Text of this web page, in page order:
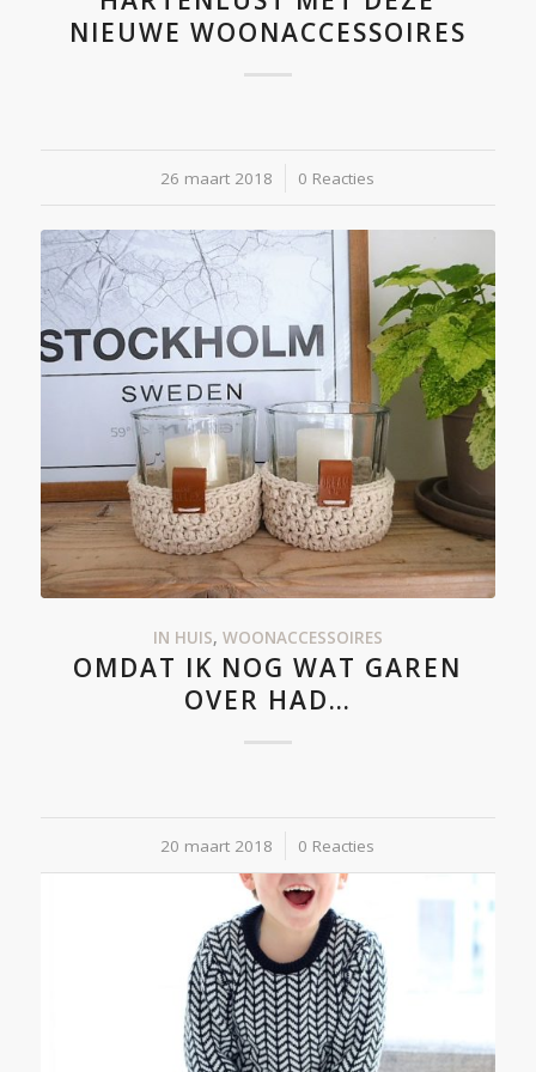
NIEUWE WOONACCESSOIRES
26 maart 2018
/ 0 Reacties
IN HUIS, WOONACCESSOIRES
OMDAT IK NOG WAT GAREN
OVER HAD…
20 maart 2018
/ 0 Reacties